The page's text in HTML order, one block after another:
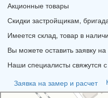
Акционные товары
Скидки застройщикам,
Имеется склад, товар в
Вы можете оставить заявку
Наши специалисты свяжутся
Заявка на замер и расчет